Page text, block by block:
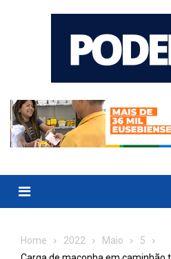
Menu
Home 2022 Maio
5